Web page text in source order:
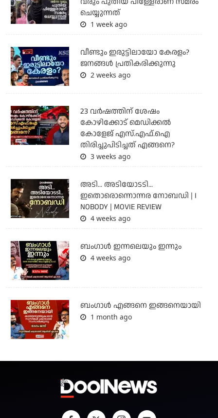
ചെയ്യുന്നത്
1 week ago
വീണ്ടും ഇരുട്ടിലായോ കേരളം?
ജനങ്ങൾ പ്രതികരിക്കുന്നു
2 weeks ago
23 വർഷത്തിന് ശേഷം
കോഴിക്കോട് മെഡിക്കൽ
കോളേജ് എസ്.എഫ്.ഐ
തിരിച്ചുപിടിച്ചത് എങ്ങനെ?
3 weeks ago
അടി... അടിയോടടി...
ഇതൊരൊന്നൊന്നര നോബഡി | I
NOBODY | MOVIE REVIEW
4 weeks ago
ബംഗാള്‍ ഇന്നലെയും ഇന്നും
4 weeks ago
ബം​ഗാൾ എങ്ങനെ ഇങ്ങനെയായി
1 month ago